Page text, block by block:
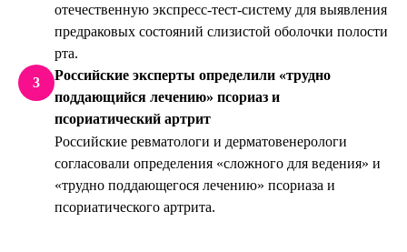
отечественную экспресс-тест-систему для выявления
предраковых состояний слизистой оболочки полости
рта.
3
Российские эксперты определили «трудно
поддающийся лечению» псориаз и
псориатический артрит
Российские ревматологи и дерматовенерологи
согласовали определения «сложного для ведения» и
«трудно поддающегося лечению» псориаза и
псориатического артрита.